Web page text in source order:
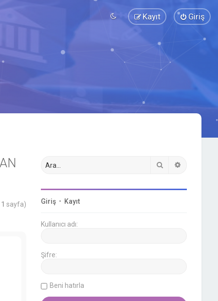
Giriş
Kayıt
1 sayfa)
Ara
Giriş • Kayıt
Kullanıcı adı:
Şifre:
Beni hatırla